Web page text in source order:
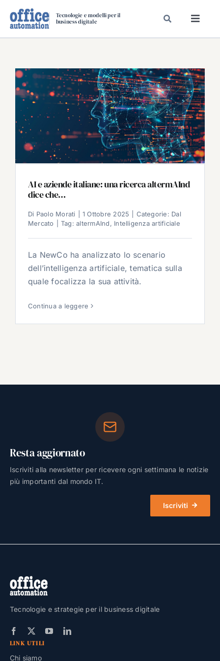
Tecnologie e modelli per il
business digitale
TAVOLE ROTONDE DI REDAZIONE
DAL MERCATO
CARRIERE
VIDEO
EVENTI
AI e aziende italiane: una ricerca altermAInd
dice che…
Di Paolo Morati 1 Ottobre 2025 Categorie: Dal
Mercato
Tag:altermAInd, Intelligenza artificiale
La NewCo ha analizzato lo scenario
dell’intelligenza artificiale, tematica sulla
quale focalizza la sua attività.
Continua a leggere
Resta aggiornato
Iscriviti alla newsletter per ricevere ogni settimana le notizie
più importanti dal mondo IT.
Iscriviti
Tecnologie e strategie per il business digitale
LINK UTILI
Chi siamo